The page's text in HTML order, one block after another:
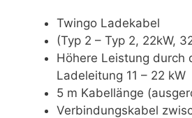
Twingo Ladekabel
(Typ 2 – Typ 2, 22kW,
Höhere Leistung durch
Ladeleitung 11 – 22 kW
5 m Kabellänge
Verbindungskabel